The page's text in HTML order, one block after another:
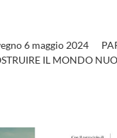
6 maggio 2024
IL MONDO